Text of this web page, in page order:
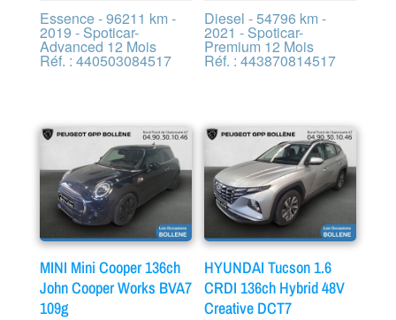
Essence - 96211 km -
2019 - Spoticar-
Advanced 12 Mois
Réf. : 440503084517
Diesel - 54796 km -
2021 - Spoticar-
Premium 12 Mois
Réf. : 443870814517
MINI Mini Cooper 136ch
John Cooper Works BVA7
109g
HYUNDAI Tucson 1.6
CRDI 136ch Hybrid 48V
Creative DCT7